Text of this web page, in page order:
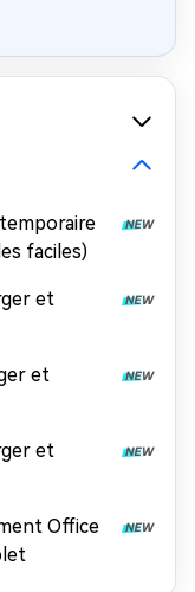
faciles)
et
et
et
Office